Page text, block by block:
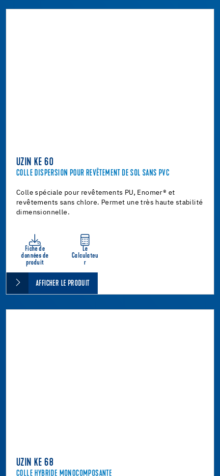
UZIN KE 60
COLLE DISPERSION POUR REVÊTEMENT DE SOL SANS PVC
Colle spéciale pour revêtements PU, Enomer® et
revêtements sans chlore. Permet une très haute stabilité
dimensionnelle.
Fiche de
données de
produit
Le
Calculateu
r
AFFICHER LE PRODUIT
UZIN KE 68
COLLE HYBRIDE MONOCOMPOSANTE